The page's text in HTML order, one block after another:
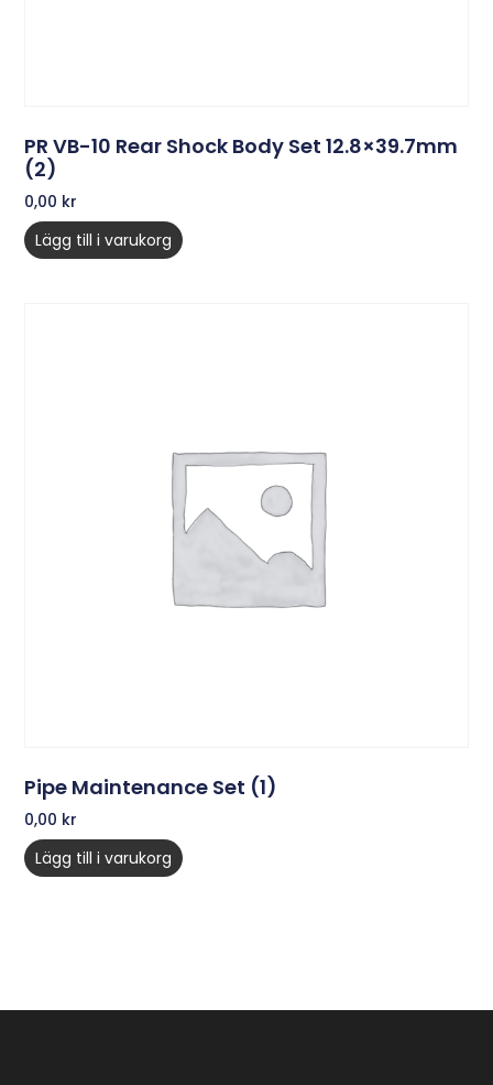
PR VB-10 Rear Shock Body Set 12.8×39.7mm
(2)
0,00 kr
Lägg till i varukorg
Pipe Maintenance Set (1)
0,00 kr
Lägg till i varukorg